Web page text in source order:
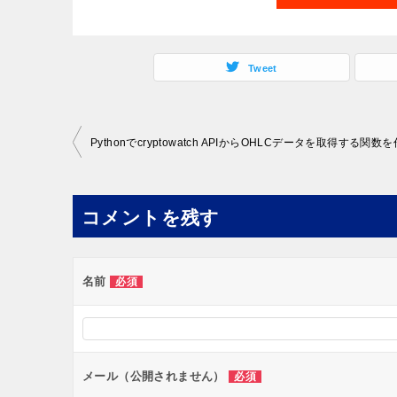
Tweet
投
ナ
ビ
ー
ョ
ン
Pythonでcryptowatch APIからOHLCデータを取得する関数を
コメントを残す
名前 必須
メール（公開されません） 必須